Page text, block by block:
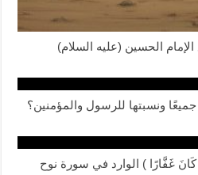
الحسين (عليه السلام)
ونسبتها للرسول والمؤمنين؟
غَفَّارًا ) الوارد في سورة نوح